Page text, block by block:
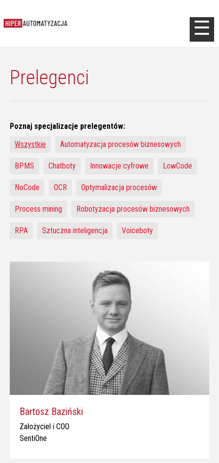
☰
Prelegenci
Poznaj specjalizacje prelegentów:
Wszystkie
Automatyzacja procesów biznesowych
BPMS Chatboty Innowacje cyfrowe LowCode
NoCode OCR Optymalizacja procesów
Process mining Robotyzacja procesów biznesowych
RPA Sztuczna inteligencja Voiceboty
Bartosz Baziński
Założyciel i COO
SentiOne